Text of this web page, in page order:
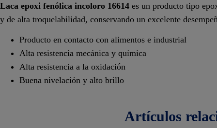
Laca epoxi fenólica incoloro 16614 es un producto tipo
y de alta troquelabilidad, conservando un excelente
Producto en contacto con alimentos e industrial
Alta resistencia mecánica y química
Alta resistencia a la oxidación
Buena nivelación y alto brillo
artículos